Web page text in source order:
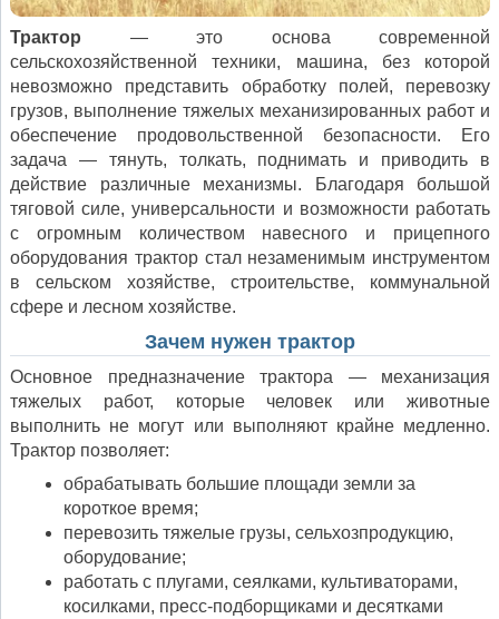
Трактор — это основа современной
сельскохозяйственной техники, машина, без которой
невозможно представить обработку полей, перевозку
грузов, выполнение тяжелых механизированных работ и
обеспечение продовольственной безопасности. Его
задача — тянуть, толкать, поднимать и приводить в
действие различные механизмы. Благодаря большой
тяговой силе, универсальности и возможности работать
с огромным количеством навесного и прицепного
оборудования трактор стал незаменимым инструментом
в сельском хозяйстве, строительстве, коммунальной
сфере и лесном хозяйстве.
Зачем нужен трактор
Основное предназначение трактора — механизация
тяжелых работ, которые человек или животные
выполнить не могут или выполняют крайне медленно.
Трактор позволяет:
обрабатывать большие площади земли за
короткое время;
перевозить тяжелые грузы, сельхозпродукцию,
оборудование;
работать с плугами, сеялками, культиваторами,
косилками, пресс-подборщиками и десятками